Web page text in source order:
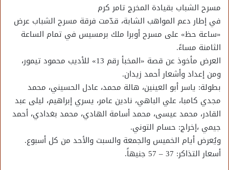
مسرح الشباب بقيادة المخرج تامر كرم
في إطار دعم المواهب الشابة، قدّمت فرقة مسرح الشباب عرض
«ساعة حظ» على مسرح أوبرا ملك برمسيس في تمام الساعة
الثامنة مساءً.
العرض مأخوذ عن قصة «المخبأ رقم 13» للأديب محمود تيمور،
ومن إعداد وأشعار أحمد زيدان.
بطولة: ياسر أبو العينين، هالة محمد، عادل الحسيني، محمد
مجدي كامبا، علي الباهي، نادين عامر، يسري إبراهيم، ليلى عبد
القادر، محمد عيسى، محمد أسامة الهادي، محمد بغدادي، أحمد
جيمي ،إخراج: حسام التوني.
ويُعرض أيام الخميس والجمعة والسبت والأحد من كل أسبوع.
أسعار التذاكر: 37 – 57 جنيهاً.